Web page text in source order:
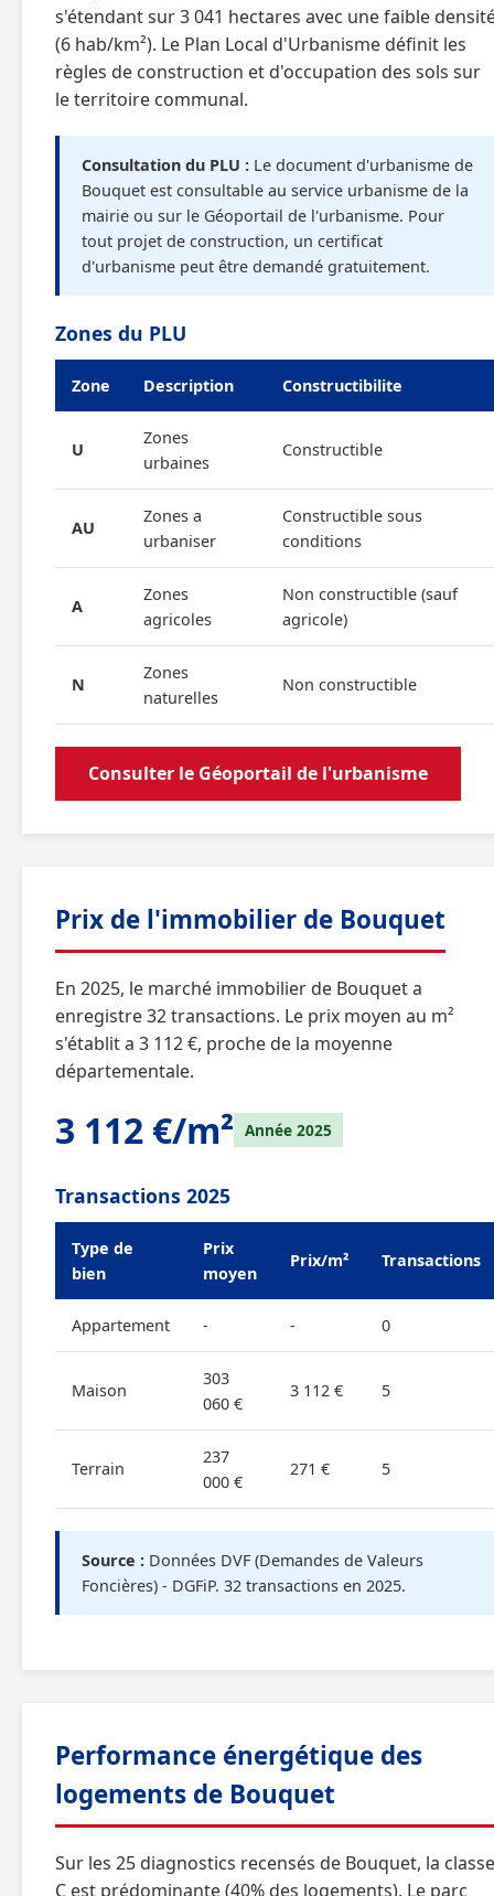
s'étendant sur 3 041 hectares avec une faible
(6 hab/km²). Le Plan Local d'Urbanisme définit les
règles de construction et d'occupation des sols sur
le territoire communal.
Consultation du PLU : Le document d'urbanisme de
Bouquet est consultable au service urbanisme de la
mairie ou sur le Géoportail de l'urbanisme. Pour
tout projet de construction, un certificat
d'urbanisme peut être demandé gratuitement.
Zones du PLU
Zone Description Constructibilite
U
Zones
urbaines
Constructible
AU
Zones a
urbaniser
Constructible sous
conditions
A
Zones
agricoles
Non constructible (sauf
agricole)
N
Zones
naturelles
Non constructible
Consulter le Géoportail de l'urbanisme
Prix de l'immobilier de Bouquet
En 2025, le marché immobilier de Bouquet a
enregistre 32 transactions. Le prix moyen au m²
s'établit a 3 112 €, proche de la moyenne
départementale.
3 112 €/m² Année 2025
Transactions 2025
Type de
bien
Prix
moyen
Prix/m² Transactions
Appartement - - 0
Maison
303
060 €
3 112 € 5
Terrain
237
000 €
271 € 5
Source : Données DVF (Demandes de Valeurs
Foncières) - DGFiP. 32 transactions en 2025.
Performance énergétique des
logements de Bouquet
Sur les 25 diagnostics recensés de Bouquet, la classe
C est prédominante (40% des logements). Le parc